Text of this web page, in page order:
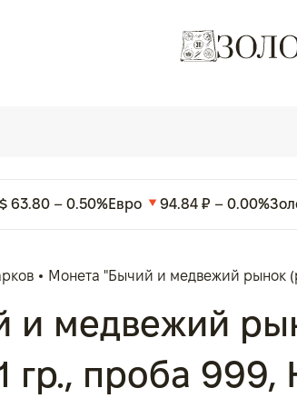
$ 63.80 – 0.50%Евро 94.84 ₽ – 0.00%
Монета "Бычий и медвежий рынок
и медвежий
гр., проба